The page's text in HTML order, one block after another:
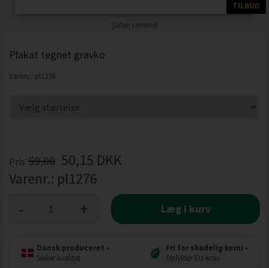
TILBUD
(Uden ramme)
Plakat tegnet gravko
Varenr.: pl1276
Pris 59,00 50,15 DKK
Varenr.: pl1276
+
- Læg i kurv
Dansk produceret •
Sikker kvalitet
Fri for skadelig kemi •
Opfylder EU-krav